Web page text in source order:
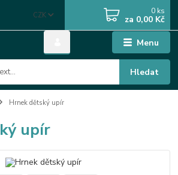
Menu
CZK
Hledat
0 ks
za 0,00 Kč
Hrnek dětský upír
upír